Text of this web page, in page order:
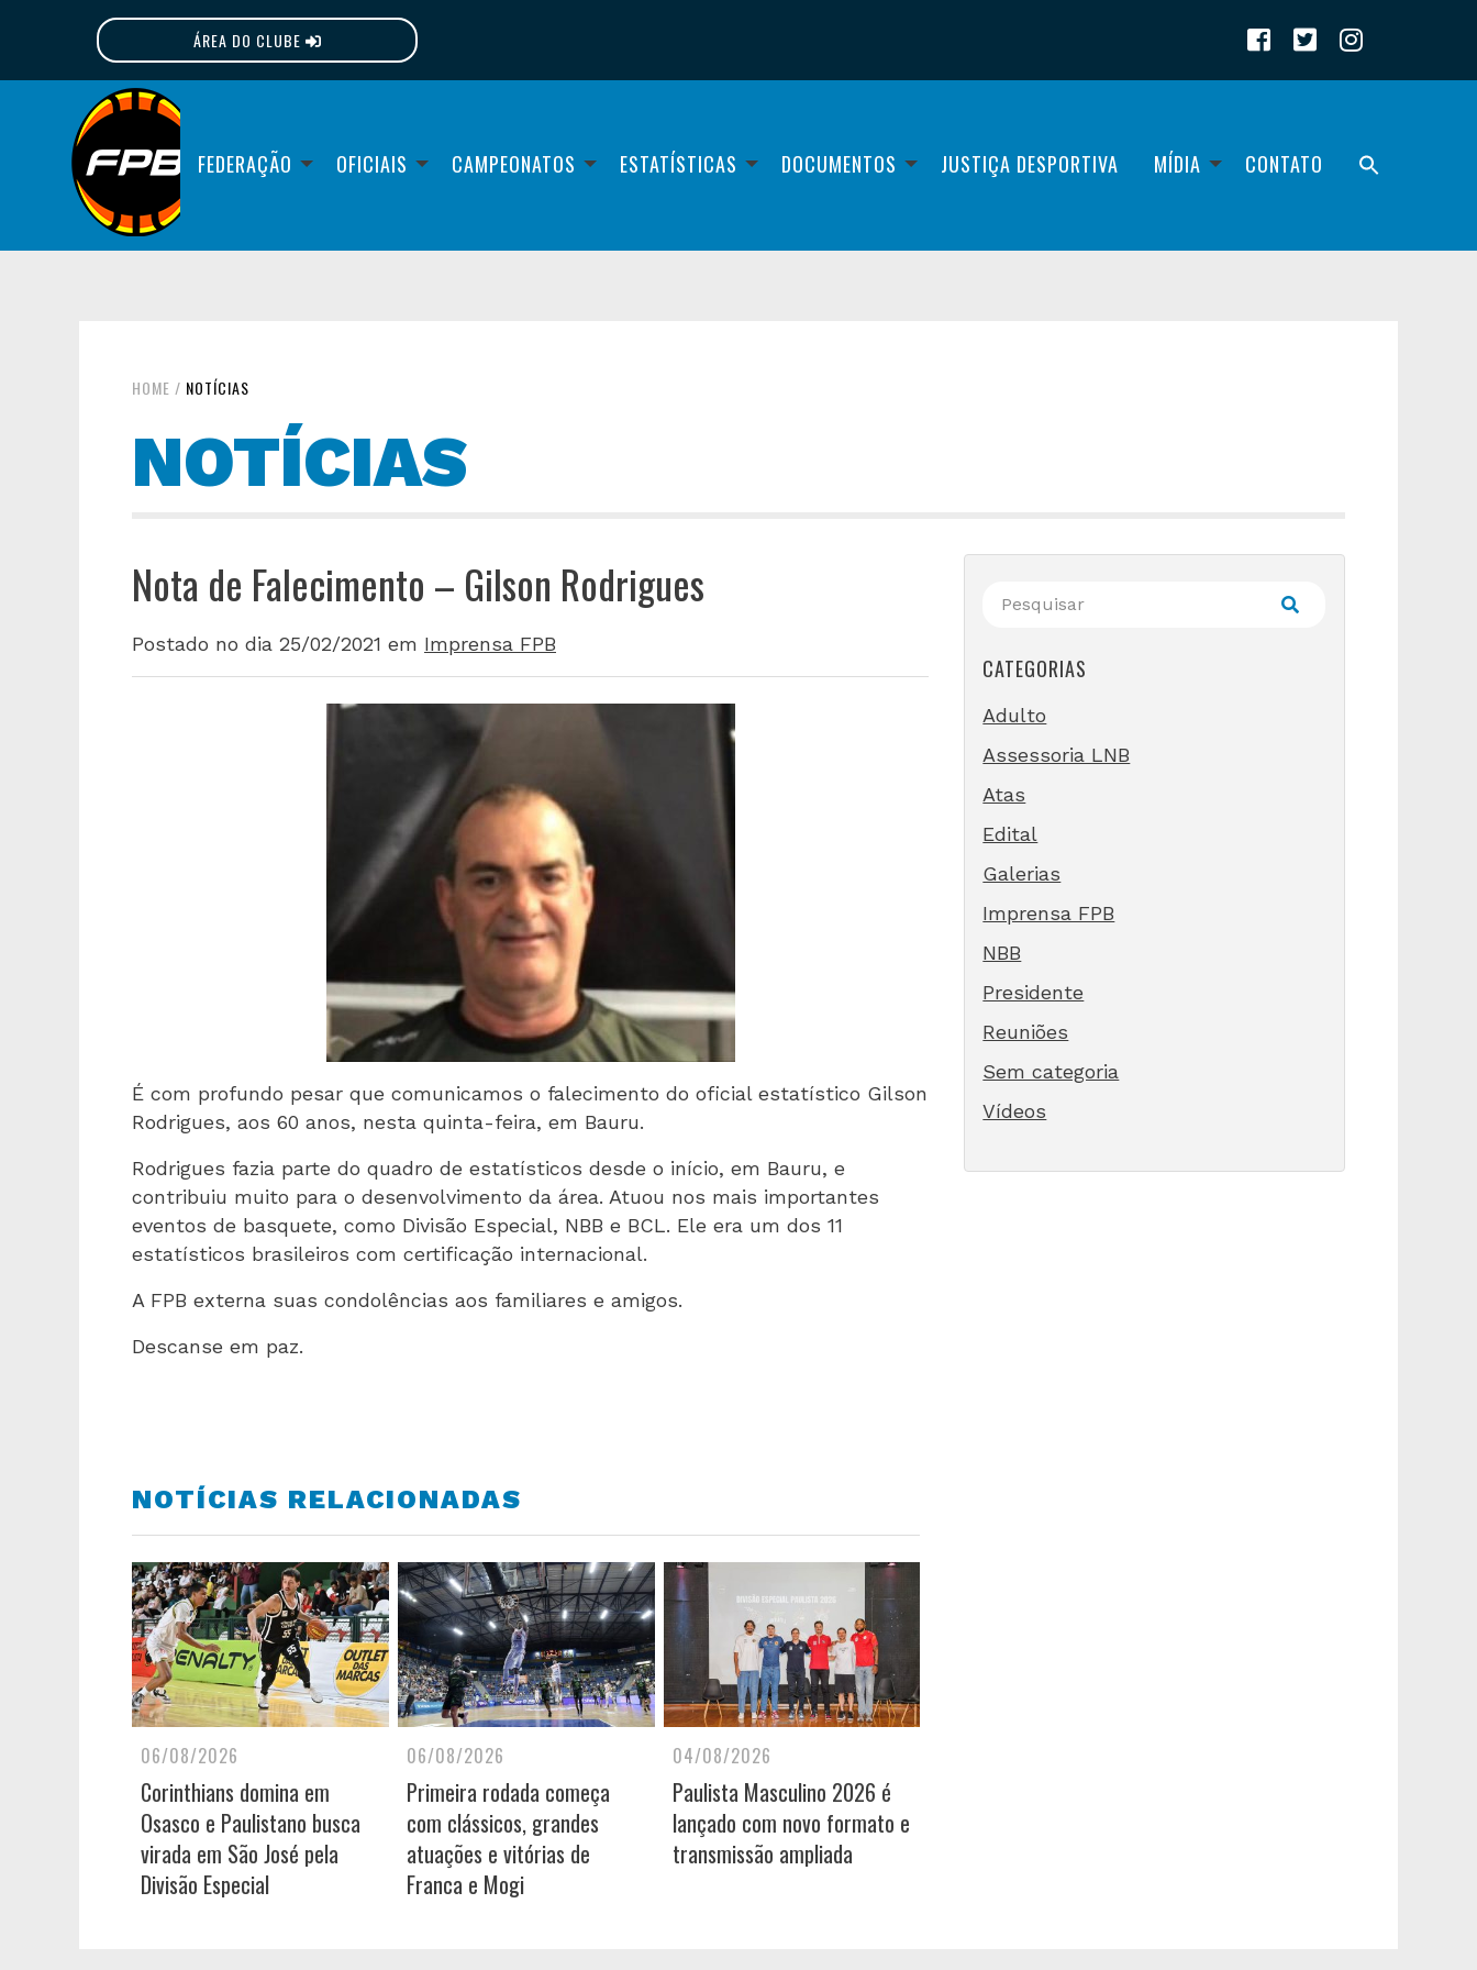
ÁREA DO CLUBE
FEDERAÇÃO OFICIAIS CAMPEONATOS ESTATÍSTICAS DOCUMENTOS JUSTIÇA DESPORTIVA MÍDIA CONTATO
HOME / NOTÍCIAS
NOTÍCIAS
Nota de Falecimento – Gilson Rodrigues
Postado no dia 25/02/2021 em Imprensa FPB
É com profundo pesar que comunicamos o falecimento do oficial estatístico Gilson
Rodrigues, aos 60 anos, nesta quinta-feira, em Bauru.
Rodrigues fazia parte do quadro de estatísticos desde o início, em Bauru, e
contribuiu muito para o desenvolvimento da área. Atuou nos mais importantes
eventos de basquete, como Divisão Especial, NBB e BCL. Ele era um dos 11
estatísticos brasileiros com certificação internacional.
A FPB externa suas condolências aos familiares e amigos.
Descanse em paz.
NOTÍCIAS RELACIONADAS
06/08/2026
Corinthians domina em
Osasco e Paulistano busca
virada em São José pela
Divisão Especial
06/08/2026
Primeira rodada começa
com clássicos, grandes
atuações e vitórias de
Franca e Mogi
04/08/2026
Paulista Masculino 2026 é
lançado com novo formato e
transmissão ampliada
CATEGORIAS
Adulto
Assessoria LNB
Atas
Edital
Galerias
Imprensa FPB
NBB
Presidente
Reuniões
Sem categoria
Vídeos